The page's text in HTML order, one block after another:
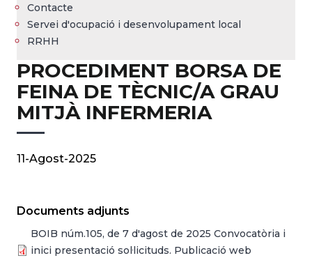
Contacte
Servei d'ocupació i desenvolupament local
RRHH
PROCEDIMENT BORSA DE
FEINA DE TÈCNIC/A GRAU
MITJÀ INFERMERIA
11-Agost-2025
Documents adjunts
BOIB núm.105, de 7 d'agost de 2025 Convocatòria i
inici presentació sol·licituds. Publicació web